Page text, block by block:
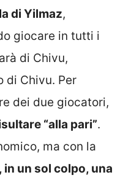
di Yilmaz,
giocare in tutti i
di Chivu,
di Chivu. Per
dei due giocatori,
“alla pari”.
ma con la
in un sol colpo, una